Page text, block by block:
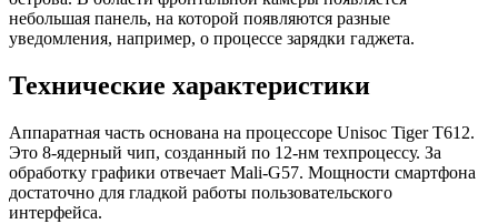
небольшая панель, на которой появляются разные
уведомления, например, о процессе зарядки гаджета.
Технические характеристики
Аппаратная часть основана на процессоре Unisoc Tiger T612.
Это 8-ядерный чип, созданный по 12-нм техпроцессу. За
обработку графики отвечает Mali-G57. Мощности смартфона
достаточно для гладкой работы пользовательского
интерфейса.